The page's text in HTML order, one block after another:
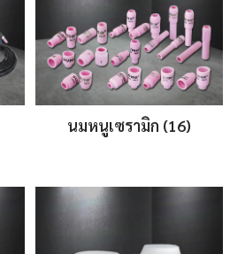
นมหนูเซรามิก (16)